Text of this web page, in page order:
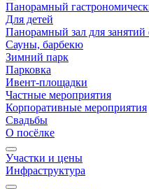
Панорамный
Для детей
Панорамный зал для занятий
Сауны, барбекю
Зимний парк
Парковка
Ивент-площадки
Частные мероприятия
Корпоративные мероприятия
Свадьбы
О посёлке
Участки и цены
Инфраструктура